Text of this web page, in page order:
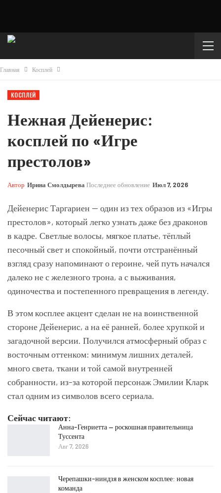
Главная Косплей
КОСПЛЕЙ
Нежная Дейенерис:
косплей по «Игре
престолов»
Автор Ирина Смолдырева Последнее обновление Июл 7, 2026
Дейенерис Таргариен — один из тех образов из «Игры
престолов», который легко узнать даже без драконов
в кадре. Светлые волосы, мягкое платье, тёплый
песочный свет и спокойный, почти отстранённый
взгляд сразу напоминают о героине, чей путь начался
далеко не с железного трона, а с выживания,
одиночества и постепенного превращения в легенду.
В этом косплее акцент сделан не на воинственной
стороне Дейенерис, а на её ранней, более хрупкой и
загадочной версии. Получился атмосферный образ с
восточным оттенком: минимум лишних деталей,
много света, ткани и той самой внутренней
собранности, из-за которой персонаж Эмилии Кларк
стал одним из символов всего сериала.
Сейчас читают:
Анна-Генриетта — роскошная правительница
Туссента
Авг 7, 2026
Черепашки-ниндзя в женском косплее: новая
команда